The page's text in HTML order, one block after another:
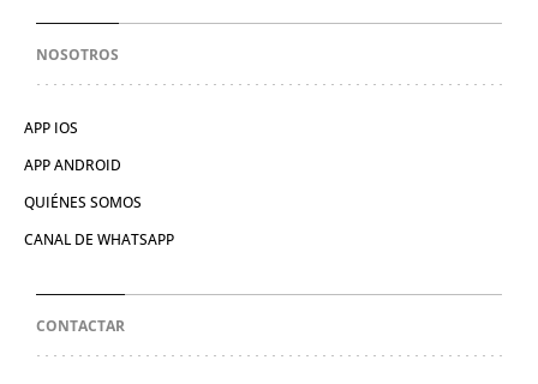
NOSOTROS
APP IOS
APP ANDROID
QUIÉNES SOMOS
CANAL DE WHATSAPP
CONTACTAR